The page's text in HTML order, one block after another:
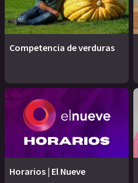
Competencia de verduras
Horarios | El Nueve